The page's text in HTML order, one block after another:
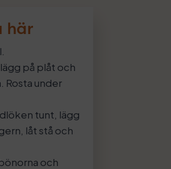
här
på plåt och
Rosta under
tunt, lägg
låt stå och
och